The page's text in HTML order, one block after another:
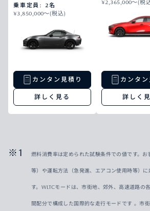
乗車定員: 2名
¥3,850,000〜(税込)
カンタン見積り
詳しく見る
¥2,365,000〜(税
カンタン
詳しく
燃料消費率は定められた試験条件での値です。
等）や運転方法（急発進、エアコン使用時等）
す。WLTCモードは、市街地、郊外、高速道路の
間配分で構成した国際的な走行モードです 。市